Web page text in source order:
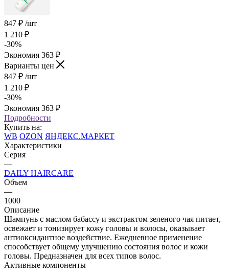
847 ₽ /шт
1 210 ₽
-30%
Экономия 363 ₽
Варианты цен
847 ₽ /шт
1 210 ₽
-30%
Экономия 363 ₽
Подробности
Купить на:
WB OZON ЯНДЕКС.МАРКЕТ
Характеристики
Серия
—
DAILY HAIRCARE
Объем
—
1000
Описание
Шампунь с маслом бабассу и экстрактом зеленого чая питает,
освежает и тонизирует кожу головы и волосы, оказывает
антиоксидантное воздействие. Ежедневное применение
способствует общему улучшению состояния волос и кожи
головы. Предназначен для всех типов волос.
Активные компоненты